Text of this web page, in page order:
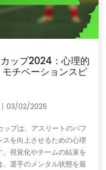
ップ2024：心理的
チベーションスピ
03/02/2026
プは、アスリートのパフ
を向上させるための心理
視覚化やチームの結束を
選手のメンタル状態を最